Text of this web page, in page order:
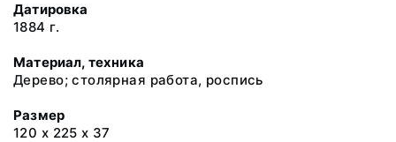
Датировка
1884 г.
Материал, техника
Дерево; столярная работа, роспись
Размер
120 х 225 х 37